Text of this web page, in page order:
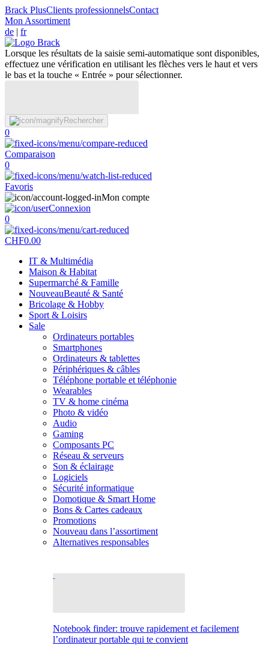
Brack PlusClients professionnelsContact
Mon Assortiment
de | fr
Lorsque les résultats de la saisie semi-automatique sont disponibles,
effectuez une vérification en utilisant les flèches vers le haut et vers
le bas et la touche « Entrée » pour sélectionner.
Rechercher
0
Comparaison
0
Favoris
Mon compte
Connexion
0
CHF0.00
IT & Multimédia
Maison & Habitat
Supermarché & Famille
NouveauBeauté & Santé
Bricolage & Hobby
Sport & Loisirs
Sale
Ordinateurs portables
Smartphones
Ordinateurs & tablettes
Périphériques & câbles
Téléphone portable et téléphonie
Wearables
TV & home cinéma
Photo & vidéo
Audio
Gaming
Composants PC
Réseau & serveurs
Son & éclairage
Logiciels
Sécurité informatique
Domotique & Smart Home
Bons & Cartes cadeaux
Promotions
Nouveau dans l’assortiment
Alternatives responsables
Notebook finder: trouve rapidement et facilement
l’ordinateur portable qui te convient